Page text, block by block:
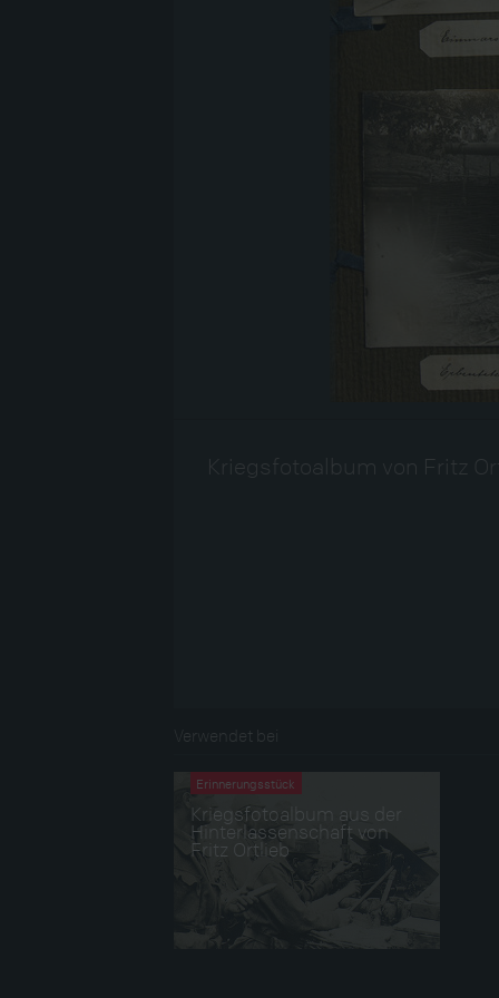
Kriegsfotoalbum von Fritz
Verwendet bei
Erinnerungsstück
Kriegsfotoalbum aus der
Hinterlassenschaft von
Fritz Ortlieb